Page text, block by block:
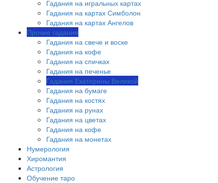
Гадания на игральных картах
Гадания на картах Симболон
Гадания на картах Ангелов
Прочие гадания
Гадания на свече и воске
Гадания на кофе
Гадания на спичках
Гадания на печенье
Гадания Екатерины Великой
Гадания на бумаге
Гадания на костях
Гадания на рунах
Гадания на цветах
Гадания на кофе
Гадания на монетах
Нумерология
Хиромантия
Астрология
Обучение таро